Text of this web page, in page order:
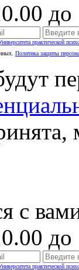
практической
Политика защиты
с
практической